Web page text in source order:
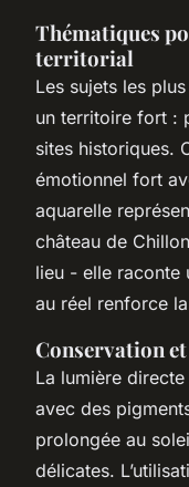
Thématiques
territorial
Les sujets les
un territoire fort :
sites historiques.
émotionnel fort
aquarelle
château de
lieu - elle raconte
au réel renforce
Conservation
La lumière directe
avec des
prolongée au
délicates.